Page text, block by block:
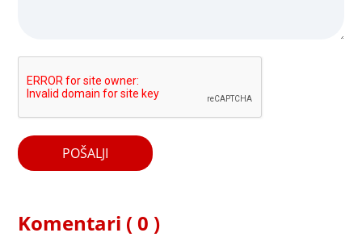
POŠALJI
Komentari ( 0 )